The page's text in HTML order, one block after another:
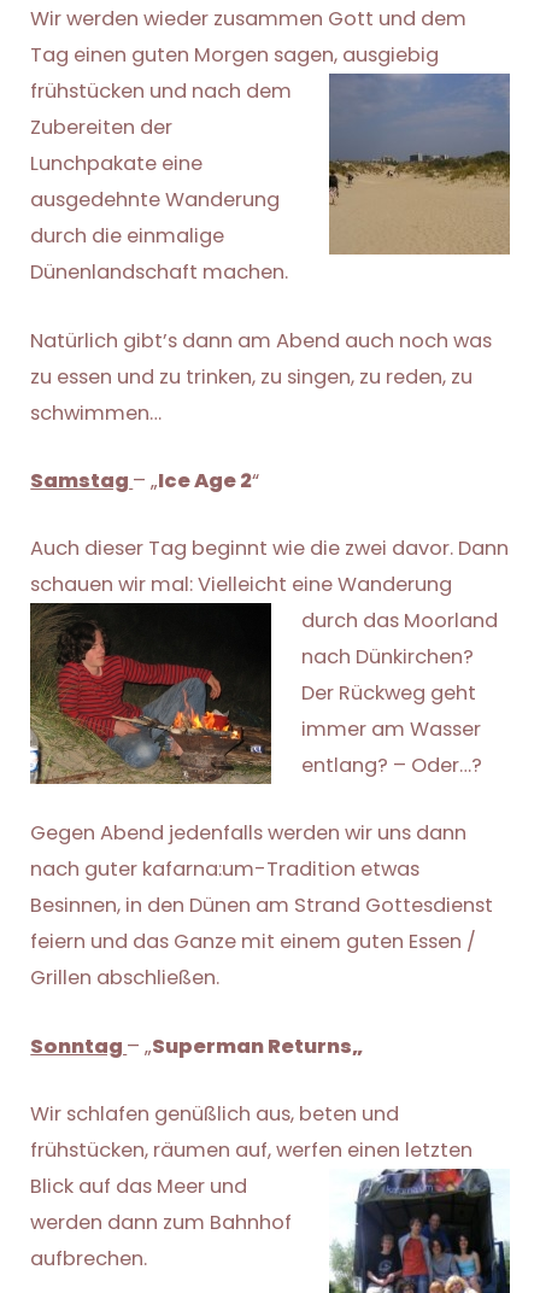
Wir werden wieder zusammen Gott und dem
Tag einen guten Morgen sagen, ausgiebig
frühstücken und nach dem
Zubereiten der
Lunchpakate eine
ausgedehnte Wanderung
durch die einmalige
Dünenlandschaft machen.
Natürlich gibt’s dann am Abend auch noch was
zu essen und zu trinken, zu singen, zu reden, zu
schwimmen…
Samstag – „Ice Age 2“
Auch dieser Tag beginnt wie die zwei davor. Dann
schauen wir mal: Vielleicht eine Wanderung
durch das Moorland
nach Dünkirchen?
Der Rückweg geht
immer am Wasser
entlang? – Oder…?
Gegen Abend jedenfalls werden wir uns dann
nach guter kafarna:um-Tradition etwas
Besinnen, in den Dünen am Strand Gottesdienst
feiern und das Ganze mit einem guten Essen /
Grillen abschließen.
Sonntag – „Superman Returns„
Wir schlafen genüßlich aus, beten und
frühstücken, räumen auf, werfen einen letzten
Blick auf das Meer und
werden dann zum Bahnhof
aufbrechen.